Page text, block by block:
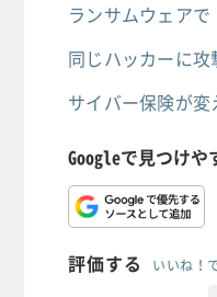
ランサムウェア
同じハッカーに攻
サイバー保険が
Googleで見つけや
評価する
いいね！